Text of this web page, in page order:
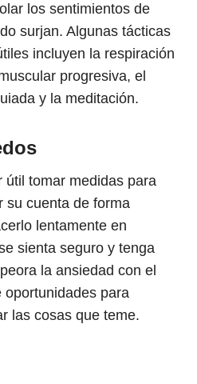
los sentimientos de
surjan. Algunas tácticas
incluyen la respiración
progresiva, el
y la meditación.
útil tomar medidas para
su cuenta de forma
lentamente en
sienta seguro y tenga
la ansiedad con el
para
las cosas que teme.